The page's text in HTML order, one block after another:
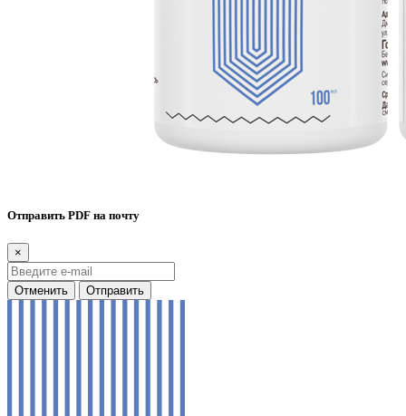
Отправить PDF на почту
×
Отменить Отправить